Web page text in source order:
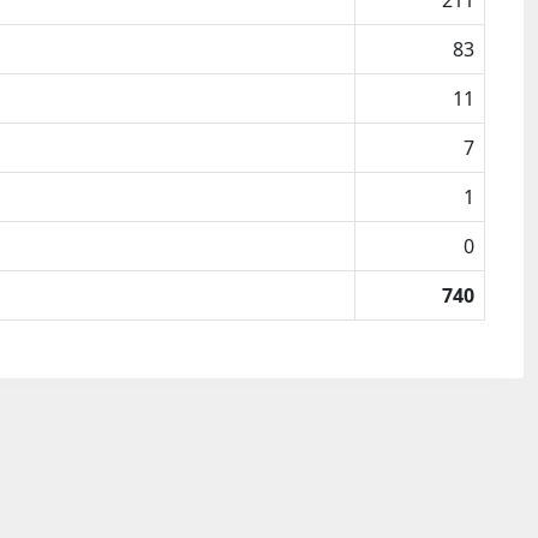
83
11
7
1
0
740